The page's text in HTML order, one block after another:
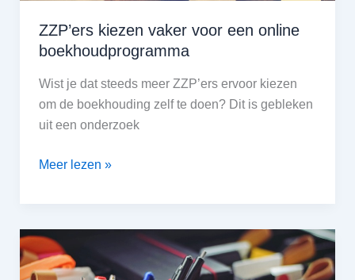
ZZP’ers kiezen vaker voor een online
boekhoudprogramma
Wist je dat steeds meer ZZP’ers ervoor kiezen
om de boekhouding zelf te doen? Dit is gebleken
uit een onderzoek
ZZP’ers
een
online
Meer lezen »